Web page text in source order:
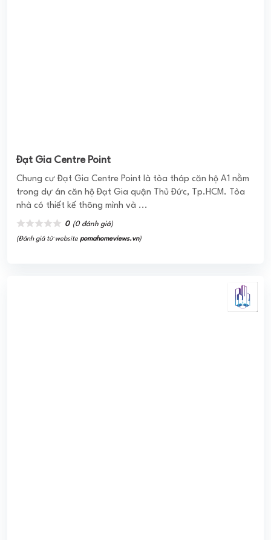
PHÚ MỸ THUẬN APARTMENT
Dự án căn Hộ Phú Mỹ Thuận Khu với chủ đầu tư là Công ty
CP Vạn Phát Hưng hợ tác cùng Công ty Phú Mỹ Thuận
triển khai thực hiện ...
0 (0 đánh giá)
(Đánh giá từ website pomahomeviews.vn)